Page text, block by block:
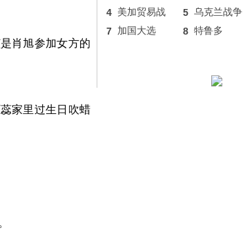
肖旭参加女方的
家里过生日吹蜡
4 美加贸易战 5 乌克兰战争
7 加国大选 8 特鲁多